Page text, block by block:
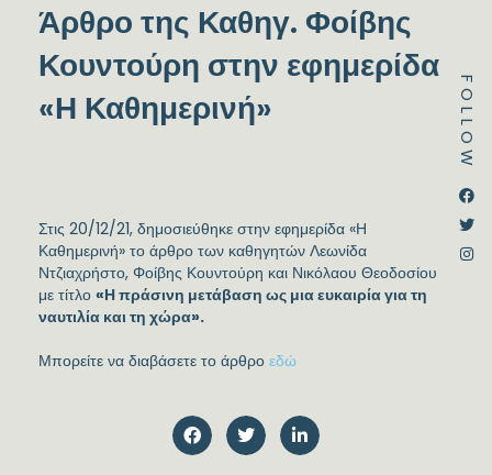
FOLLOW
Άρθρο της Καθηγ. Φοίβης
Κουντούρη στην εφημερίδα
«Η Καθημερινή»
Στις 20/12/21, δημοσιεύθηκε στην εφημερίδα «Η
Καθημερινή» το άρθρο των καθηγητών Λεωνίδα
Ντζιαχρήστο, Φοίβης Κουντούρη και Νικόλαου Θεοδοσίου
με τίτλο «Η πράσινη μετάβαση ως μια ευκαιρία για τη
ναυτιλία και τη χώρα».
Μπορείτε να διαβάσετε το άρθρο εδώ